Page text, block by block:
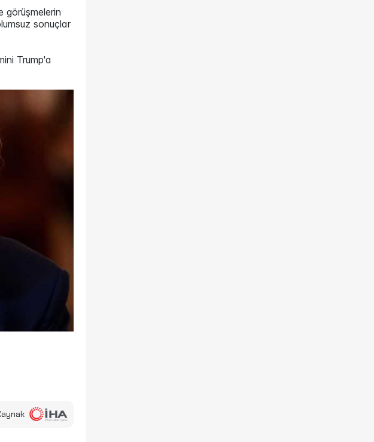
görüşmelerin
sonuçlar
Trump'a